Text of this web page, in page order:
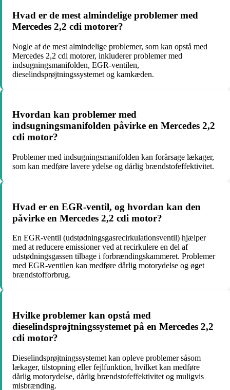
Hvad er de mest almindelige problemer med
Mercedes 2,2 cdi motorer?
Nogle af de mest almindelige problemer, som kan opstå med
Mercedes 2,2 cdi motorer, inkluderer problemer med
indsugningsmanifolden, EGR-ventilen,
dieselindsprøjtningssystemet og kamkæden.
Hvordan kan problemer med
indsugningsmanifolden påvirke en Mercedes 2,2
cdi motor?
Problemer med indsugningsmanifolden kan forårsage lækager,
som kan medføre lavere ydelse og dårlig brændstofeffektivitet.
Hvad er en EGR-ventil, og hvordan kan den
påvirke en Mercedes 2,2 cdi motor?
En EGR-ventil (udstødningsgasrecirkulationsventil) hjælper
med at reducere emissioner ved at recirkulere en del af
udstødningsgassen tilbage i forbrændingskammeret. Problemer
med EGR-ventilen kan medføre dårlig motorydelse og øget
brændstofforbrug.
Hvilke problemer kan opstå med
dieselindsprøjtningssystemet på en Mercedes 2,2
cdi motor?
Dieselindsprøjtningssystemet kan opleve problemer såsom
lækager, tilstopning eller fejlfunktion, hvilket kan medføre
dårlig motorydelse, dårlig brændstofeffektivitet og muligvis
misbrænding.